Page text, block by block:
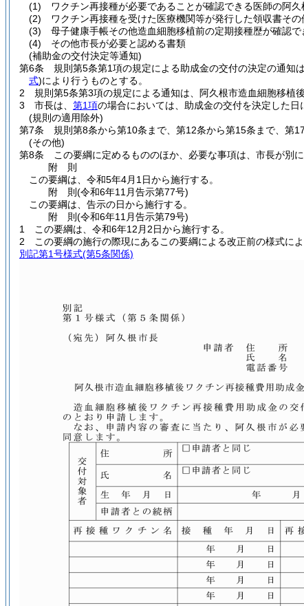
(1)
ワクチン再接種が必要であることが確認できる医師の阿
(2)
ワクチン再接種を受けた医療機関等が発行した領収書その
(3)
母子健康手帳その他造血細胞移植前の定期接種歴が確認で
(4)
その他市長が必要と認める書類
(補助金の交付決定等通知)
第6条
規則第5条第1項の規定による助成金の交付の決定の通知
式)により行うものとする。
2
規則第5条第3項の規定による通知は、阿久根市造血細胞移植
3
市長は、 第1項の場合においては、助成金の交付を決定した
(規則の適用除外)
第7条
規則第8条から第10条まで、第12条から第15条まで、第
(その他)
第8条
この要綱に定めるもののほか、必要な事項は、市長が別に
附 則
この要綱は、令和5年4月1日から施行する。
附 則(令和6年11月告示第77号)
この要綱は、告示の日から施行する。
附 則(令和6年11月告示第79号)
1
この要綱は、令和6年12月2日から施行する。
2
この要綱の施行の際現にあるこの要綱による改正前の様式に
別記第1号様式(第5条関係)